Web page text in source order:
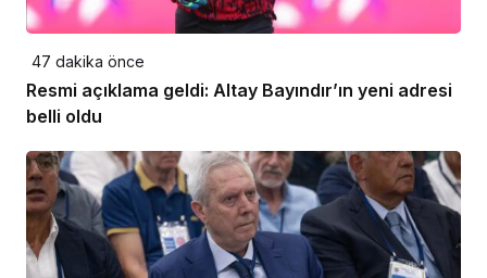
47 dakika önce
Resmi açıklama geldi: Altay Bayındır’ın yeni adresi
belli oldu